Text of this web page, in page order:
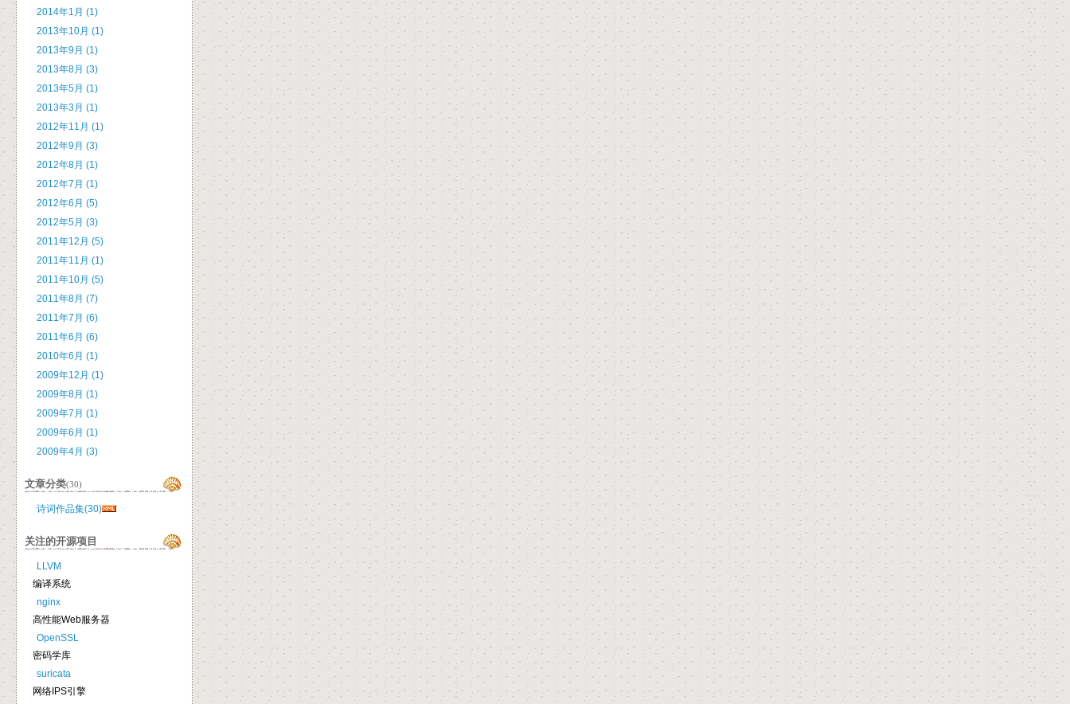
2014年1月 (1)
2013年10月 (1)
2013年9月 (1)
2013年8月 (3)
2013年5月 (1)
2013年3月 (1)
2012年11月 (1)
2012年9月 (3)
2012年8月 (1)
2012年7月 (1)
2012年6月 (5)
2012年5月 (3)
2011年12月 (5)
2011年11月 (1)
2011年10月 (5)
2011年8月 (7)
2011年7月 (6)
2011年6月 (6)
2010年6月 (1)
2009年12月 (1)
2009年8月 (1)
2009年7月 (1)
2009年6月 (1)
2009年4月 (3)
文章分类(30)
诗词作品集(30)
关注的开源项目
LLVM
编译系统
nginx
高性能Web服务器
OpenSSL
密码学库
suricata
网络IPS引擎